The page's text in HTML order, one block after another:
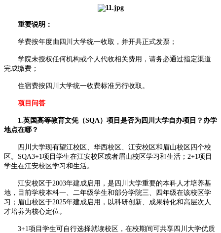
重要说明：
学费按年度由四川大学统一收取，并开具正式发票；
学院未授权任何机构或个人代收相关费用，请务必通过指定渠道
完成缴费；
住宿费按四川大学统一收费标准另行收取。
项目问答
1.英国高等教育文凭（SQA）项目是否为四川大学自办项目？办学
地点在哪？
四川大学现有望江校区、华西校区、江安校区和眉山校区四个校
区。SQA3+1项目学生在江安校区或者眉山校区学习和生活；2+1项目
学生在江安校区学习和生活。
江安校区于2003年建成启用，是四川大学重要的本科人才培养基
地，目前学校本科一、二年级学生和部分学院三、四年级在该校区学
习；眉山校区于2025年建成启用，以科研创新、成果转化和高层次人
才培养为核心定位。
3+1项目学生可自行选择就读校区，在校期间可共享四川大学优质